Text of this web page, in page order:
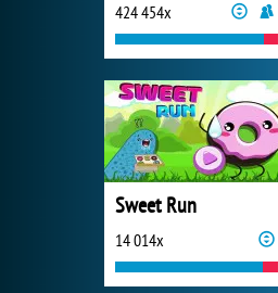
424 454x
Sweet Run
14 014x